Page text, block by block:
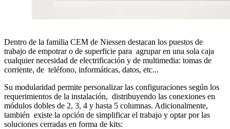
Dentro de la familia CEM de Niessen destacan los puestos de
trabajo de empotrar o de superficie para agrupar en una sola caja
cualquier necesidad de electrificación y de multimedia: tomas de
corriente, de teléfono, informáticas, datos, etc...
Su modularidad permite personalizar las configuraciones según los
requerimientos de la instalación, distribuyendo las conexiones en
módulos dobles de 2, 3, 4 y hasta 5 columnas. Adicionalmente,
también existe la opción de simplificar el trabajo y optar por las
soluciones cerradas en forma de kits: